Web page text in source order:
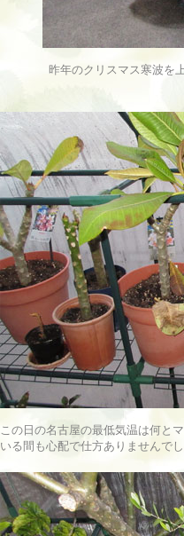
昨年のクリスマス寒波を
この日の名古屋の最低気温は何と
いる間も心配で仕方ありませんで